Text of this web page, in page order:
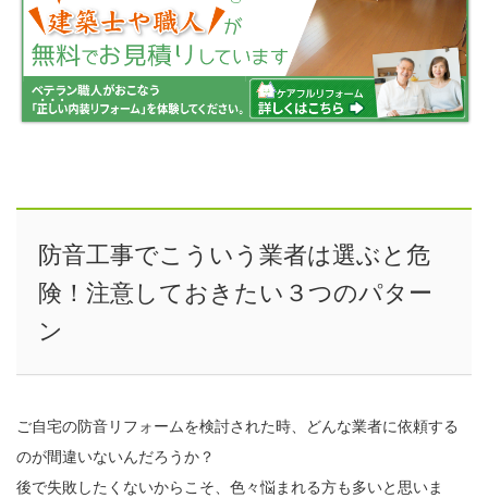
防音工事でこういう業者は選ぶと危
険！注意しておきたい３つのパター
ン
ご自宅の防音リフォームを検討された時、どんな業者に依頼する
のが間違いないんだろうか？
後で失敗したくないからこそ、色々悩まれる方も多いと思いま